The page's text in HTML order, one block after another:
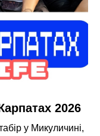
2026
у Микуличині,